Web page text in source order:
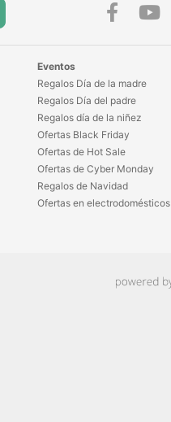
Eventos
Regalos Día de la madre
Regalos Día del padre
Regalos día de la niñez
Ofertas Black Friday
Ofertas de Hot Sale
Ofertas de Cyber Monday
Regalos de Navidad
Ofertas en electrodomésticos